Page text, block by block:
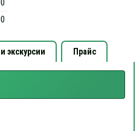
экскурсии Прайс